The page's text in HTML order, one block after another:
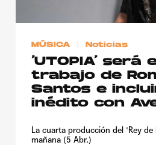
MÚSICA Noticias
‘UTOPIA’ será
trabajo de
Santos e
inédito con
La cuarta producción del 'Rey
mañana (5 Abr.)